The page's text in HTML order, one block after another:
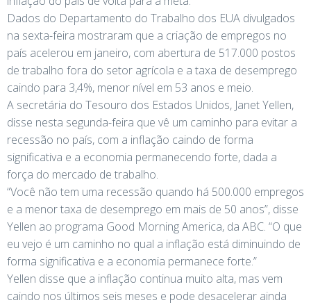
Dados do Departamento do Trabalho dos EUA divulgados
na sexta-feira mostraram que a criação de empregos no
país acelerou em janeiro, com abertura de 517.000 postos
de trabalho fora do setor agrícola e a taxa de desemprego
caindo para 3,4%, menor nível em 53 anos e meio.
A secretária do Tesouro dos Estados Unidos, Janet Yellen,
disse nesta segunda-feira que vê um caminho para evitar a
recessão no país, com a inflação caindo de forma
significativa e a economia permanecendo forte, dada a
força do mercado de trabalho.
“Você não tem uma recessão quando há 500.000 empregos
e a menor taxa de desemprego em mais de 50 anos”, disse
Yellen ao programa Good Morning America, da ABC. “O que
eu vejo é um caminho no qual a inflação está diminuindo de
forma significativa e a economia permanece forte.”
Yellen disse que a inflação continua muito alta, mas vem
caindo nos últimos seis meses e pode desacelerar ainda